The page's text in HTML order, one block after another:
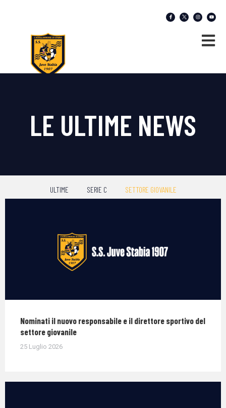
LE ULTIME NEWS
ULTIME SERIE C SETTORE GIOVANILE
Nominati il nuovo responsabile e il direttore sportivo del
settore giovanile
25 Luglio 2026